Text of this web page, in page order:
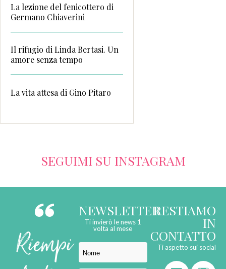
La lezione del fenicottero di
Germano Chiaverini
Il rifugio di Linda Bertasi. Un
amore senza tempo
La vita attesa di Gino Pitaro
SEGUIMI SU INSTAGRAM
Riempi
NEWSLETTER
Ti invierò le news 1
volta al mese
RESTIAMO
IN
CONTATTO
Ti aspetto sui social